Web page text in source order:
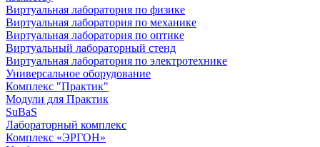
Виртуальная лаборатория по физике
Виртуальная лаборатория по механике
Виртуальная лаборатория по оптике
Виртуальный лабораторный стенд
Виртуальная лаборатория по электротехнике
Универсальное оборудование
Комплекс "Практик"
Модули для Практик
SuBaS
Лабораторный комплекс
Комплекс «ЭРГОН»